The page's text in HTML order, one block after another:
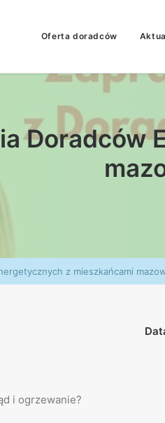
Oferta doradców
Doradców
z mieszkańcami
i ogrzewanie?